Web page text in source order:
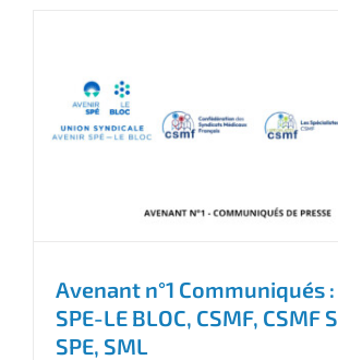
Avenant n°1 Communiqués :
SPE-LE BLOC, CSMF, CSMF
SPE, SML